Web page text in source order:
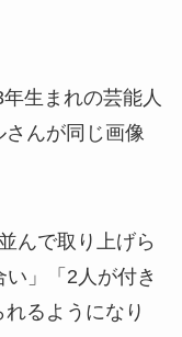
生まれの芸能人
んが同じ画像
んで取り上げら
」「2人が付き
るようになり